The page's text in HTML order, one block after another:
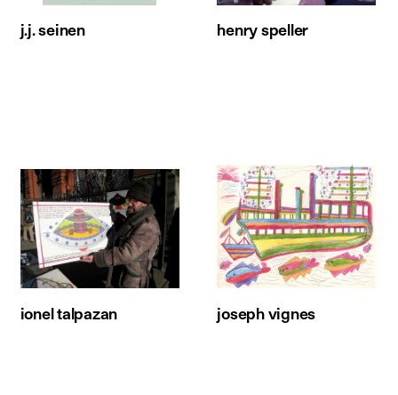
j.j. seinen henry speller
ionel talpazan joseph vignes